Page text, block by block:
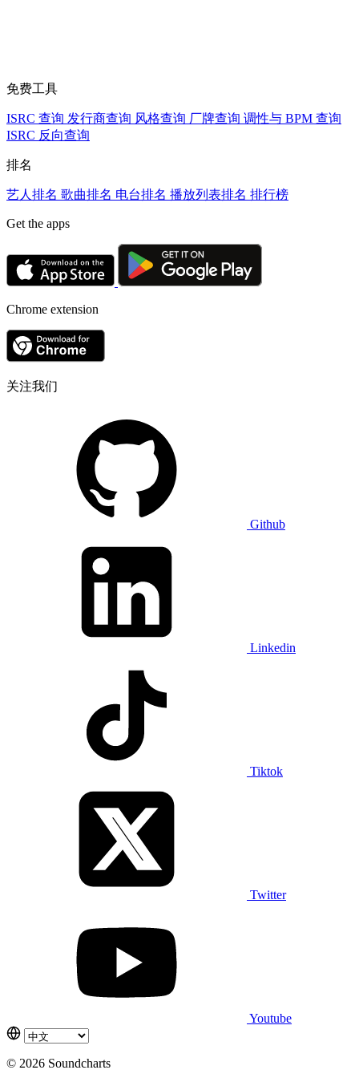
免费工具
ISRC 查询 发行商查询 风格查询 厂牌查询 调性与 BPM 查询
ISRC 反向查询
排名
艺人排名 歌曲排名 电台排名 播放列表排名 排行榜
Get the apps
Chrome extension
关注我们
Github
Linkedin
Tiktok
Twitter
Youtube
© 2026 Soundcharts